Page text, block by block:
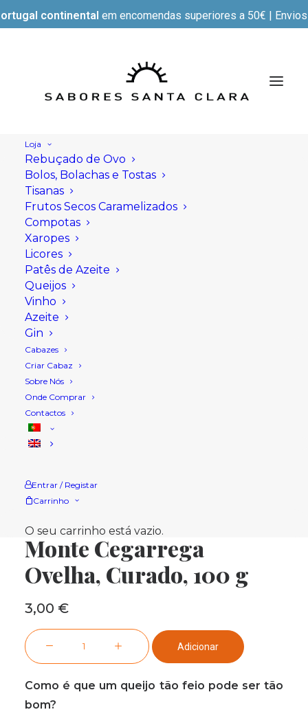
continental em encomendas superiores a 50€ |
Loja
Rebuçado de Ovo
Bolos, Bolachas e Tostas
Tisanas
Frutos Secos Caramelizados
Compotas
Xaropes
Licores
Patês de Azeite
Queijos
Vinho
Azeite
Gin
Cabazes
Criar Cabaz
Sobre Nós
Onde Comprar
Contactos
Entrar / Registar
Carrinho
O seu carrinho está vazio.
Início Loja
Monte Cegarrega
Ovelha, Curado, 100 g
3,00 €
Quantidade
de
Adicionar
Como é que um queijo tão feio pode ser tão
bom?